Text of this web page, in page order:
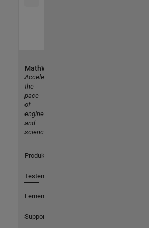
MathWorks
Accelerating
the
pace
of
engineering
and
science
Produkte
Testen oder Kaufen
Lernen
Support